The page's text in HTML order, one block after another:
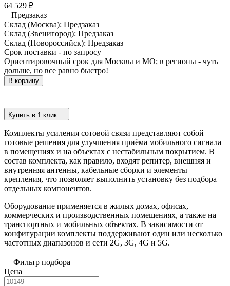
64 529 ₽
Предзаказ
Склад (Москва): Предзаказ
Склад (Звенигород): Предзаказ
Склад (Новороссийск): Предзаказ
Срок поставки - по запросу
Ориентировочный срок для Москвы и МО; в регионы - чуть
дольше, но все равно быстро!
В корзину
Купить в 1 клик
Комплекты усиления сотовой связи представляют собой
готовые решения для улучшения приёма мобильного сигнала
в помещениях и на объектах с нестабильным покрытием. В
состав комплекта, как правило, входят репитер, внешняя и
внутренняя антенны, кабельные сборки и элементы
крепления, что позволяет выполнить установку без подбора
отдельных компонентов.
Оборудование применяется в жилых домах, офисах,
коммерческих и производственных помещениях, а также на
транспортных и мобильных объектах. В зависимости от
конфигурации комплекты поддерживают один или несколько
частотных диапазонов и сети 2G, 3G, 4G и 5G.
Фильтр подбора
Цена